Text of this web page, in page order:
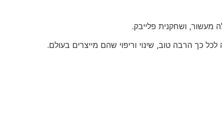
מעשור, ושחקנית פלייבק.
כך הרבה טוב, שינוי וריפוי שהם מייצרים בעולם.